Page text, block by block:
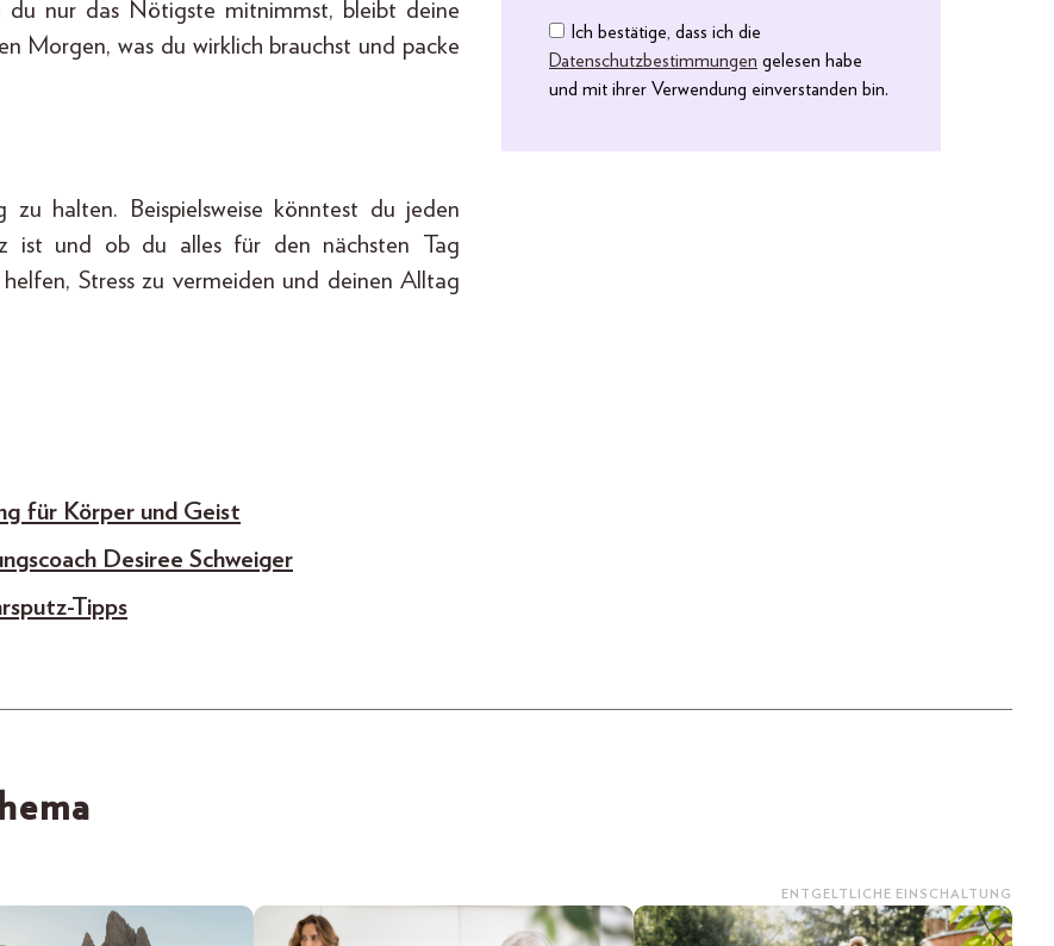
nur das Nötigste mitnimmst, bleibt deine
Morgen, was du wirklich brauchst und packe
halten. Beispielsweise könntest du jeden
ist und ob du alles für den nächsten Tag
Stress zu vermeiden und deinen Alltag
für Körper und Geist
Desiree Schweiger
Tipps
Ich bestätige, dass ich die
Datenschutzbestimmungen gelesen habe
und mit ihrer Verwendung einverstanden bin.
ENTGELTLICHE EINSCHALTUNG